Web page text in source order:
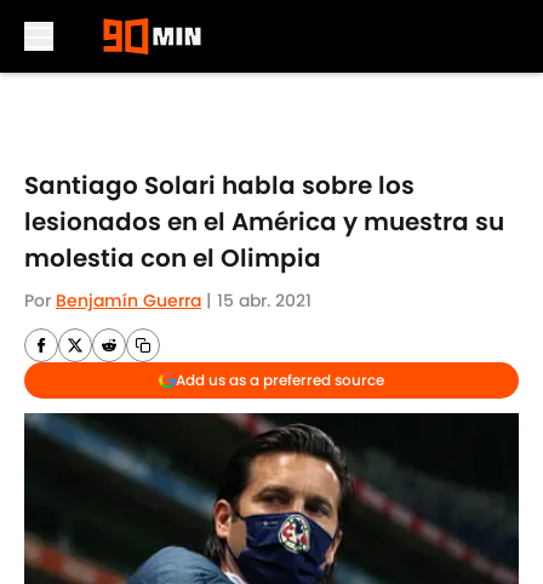
Santiago Solari habla sobre los
lesionados en el América y muestra su
molestia con el Olimpia
Por Benjamín Guerra | 15 abr. 2021
Add us as a preferred source